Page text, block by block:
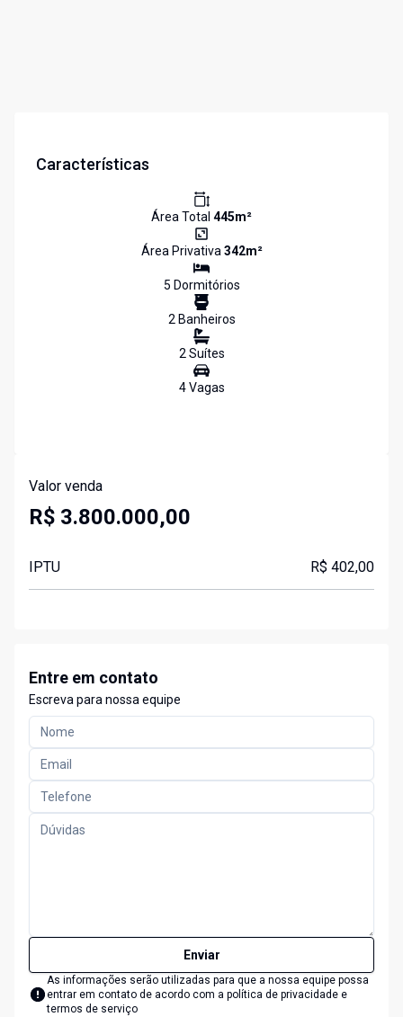
Características
Área Total 445m²
Área Privativa342m²
5 Dormitórios
2Banheiros
2Suítes
4Vagas
Valor venda
R$ 3.800.000,00
IPTU R$ 402,00
Entre em contato
Escreva para nossa equipe
Enviar
As informações serão utilizadas para que a nossa equipe possa
entrar em contato de acordo com a política de privacidade e
termos de serviço